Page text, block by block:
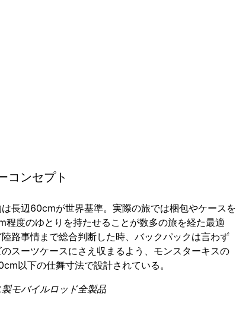
コンセプト
長辺60cmが世界基準。実際の旅では梱包やケースを
程度のゆとりを持たせることが数多の旅を経た最適
路事情まで総合判断した時、バックパックは言わず
スーツケースにさえ収まるよう、モンスターキスの
以下の仕舞寸法で設計されている。
モバイルロッド全製品